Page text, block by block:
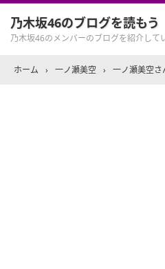
乃木坂46のブログを読もう
乃木坂46のメンバーのブログを紹介して
ホーム › 一ノ瀬美空 › 一ノ瀬美空さ